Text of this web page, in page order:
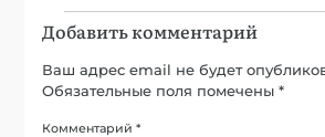
Добавить комментарий
Ваш адрес email не будет
Обязательные поля помечены*
Комментарий*